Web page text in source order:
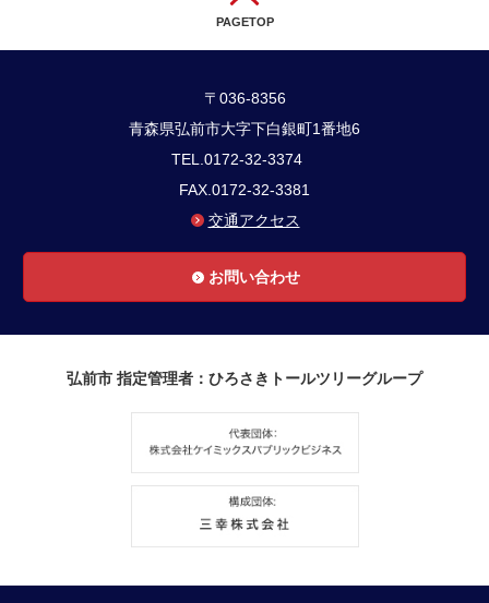
PAGETOP
〒036-8356
青森県弘前市大字下白銀町1番地6
TEL.0172-32-3374
FAX.0172-32-3381
交通アクセス
お問い合わせ
弘前市 指定管理者：ひろさきトールツリーグループ